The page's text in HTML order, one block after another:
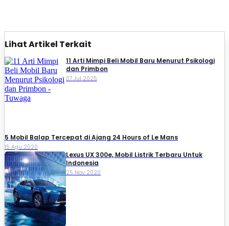
Lihat Artikel Terkait
11 Arti Mimpi Beli Mobil Baru Menurut Psikologi
dan Primbon
07 Jul 2025
5 Mobil Balap Tercepat di Ajang 24 Hours of Le Mans
15 Agu 2020
Lexus UX 300e, Mobil Listrik Terbaru Untuk
Indonesia
25 Nov 2020